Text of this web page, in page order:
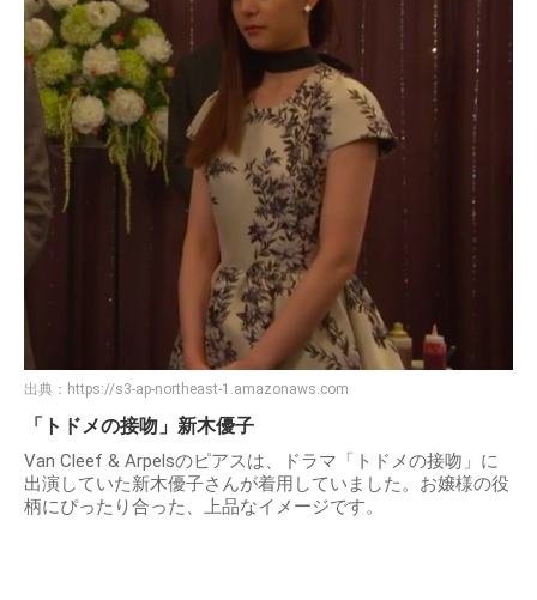
出典： https://s3-ap-northeast-1.amazonaws.com
「トドメの接吻」新木優子
Van Cleef & Arpelsのピアスは、ドラマ「トドメの接吻」に
出演していた新木優子さんが着用していました。お嬢様の役
柄にぴったり合った、上品なイメージです。